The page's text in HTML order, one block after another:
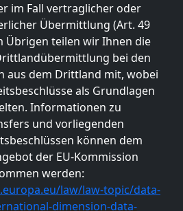
im Fall vertraglicher oder
Übermittlung (Art. 49
Übrigen teilen wir Ihnen die
bei den
aus dem Drittland mit, wobei
als Grundlagen
Informationen zu
und vorliegenden
können dem
der EU-Kommission
werden:
law/law-topic/data-
dimension-data-